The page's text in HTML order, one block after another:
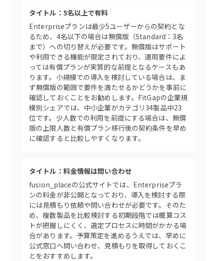
タイトル：5名以上で有料
Enterpriseプランは最少5ユーザーからの契約とな
るため、4名以下の場合は無償版（Standard：3名
まで）への切り替えが必要です。無償版はサポート
や利用できる機能が限定されており、運用要件によ
っては有償プランが実質的な前提となるケースもあ
ります。小規模での導入を検討している場合は、ま
ず無償版の範囲で要件を満たせるかどうかを事前に
確認しておくことをお勧めします。FitGapの企業規
模別シェアでは、中小企業がカテゴリ34製品中23
位です。少人数での利用を前提にする場合は、無償
版の上限人数と有償プラン移行後の契約条件を早め
に確認すると比較しやすくなります。
タイトル：料金情報は問い合わせ
fusion_placeの公式サイトでは、Enterpriseプラ
ンの料金が非公開となっており、導入を検討する際
には見積もり依頼や問い合わせが必要です。そのた
め、複数製品を比較検討する初期段階では概算コス
トが把握しにくく、選定プロセスに時間がかかる場
合があります。予算策定を進めるうえでは、早めに
公式窓口へ問い合わせ、見積もりを取得しておくこ
とをおすすめします。